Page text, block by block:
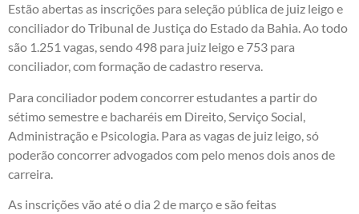
Estão abertas as inscrições para seleção pública de juiz leigo e
conciliador do Tribunal de Justiça do Estado da Bahia. Ao todo
são 1.251 vagas, sendo 498 para juiz leigo e 753 para
conciliador, com formação de cadastro reserva.
Para conciliador podem concorrer estudantes a partir do
sétimo semestre e bacharéis em Direito, Serviço Social,
Administração e Psicologia. Para as vagas de juiz leigo, só
poderão concorrer advogados com pelo menos dois anos de
carreira.
As inscrições vão até o dia 2 de março e são feitas